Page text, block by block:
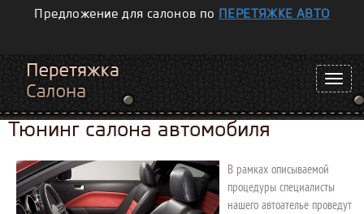
Предложение для салонов по ПЕРЕТЯЖКЕ АВТО
Тюнинг салона автомобиля
В рамках описываемой
процедуры специалисты
нашего автоателье проведут